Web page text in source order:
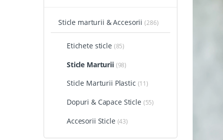
Sticle marturii & Accesorii (286)
Etichete sticle (85)
Sticle Marturii (98)
Sticle Marturii Plastic (11)
Dopuri & Capace Sticle (55)
Accesorii Sticle (43)